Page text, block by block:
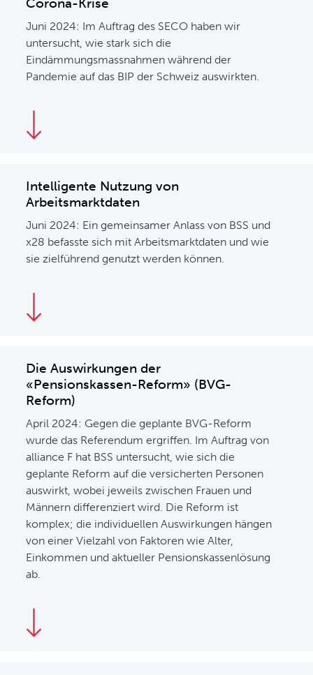
Juni 2024: Im Auftrag des SECO haben wir
untersucht, wie stark sich die
Eindämmungsmassnahmen während der
Pandemie auf das BIP der Schweiz auswirkten.
Intelligente Nutzung von
Arbeitsmarktdaten
Juni 2024: Ein gemeinsamer Anlass von BSS und
x28 befasste sich mit Arbeitsmarktdaten und wie
sie zielführend genutzt werden können.
Die Auswirkungen der
«Pensionskassen-Reform» (BVG-
Reform)
April 2024: Gegen die geplante BVG-Reform
wurde das Referendum ergriffen. Im Auftrag von
alliance F hat BSS untersucht, wie sich die
geplante Reform auf die versicherten Personen
auswirkt, wobei jeweils zwischen Frauen und
Männern differenziert wird. Die Reform ist
komplex; die individuellen Auswirkungen hängen
von einer Vielzahl von Faktoren wie Alter,
Einkommen und aktueller Pensionskassenlösung
ab.